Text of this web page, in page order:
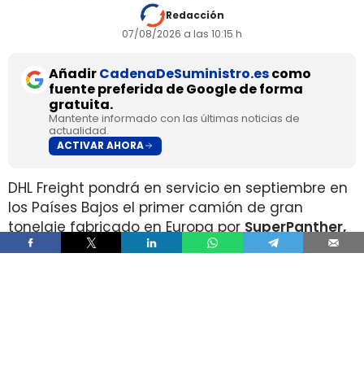
Redacción
07/08/2026 a las 10:15 h
AñadirCadenaDeSuministro.escomo
fuente preferida de Google de forma
gratuita.
Mantente informado con las últimas noticias de
actualidad.
ACTIVAR AHORA
DHL Freight pondrá en servicio en septiembre en
los Países Bajos el primer camión de gran
tonelaje fabricado en Europa por SuperPanther,
después de trasladar la unidad desde Austria